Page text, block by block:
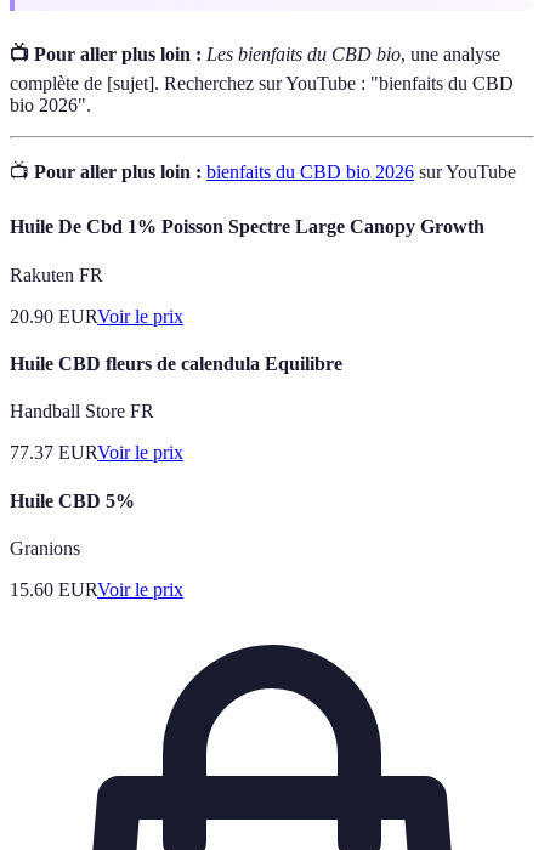
📺 Pour aller plus loin : Les bienfaits du CBD bio, une analyse
complète de [sujet]. Recherchez sur YouTube : "bienfaits du CBD
bio 2026".
📺 Pour aller plus loin : bienfaits du CBD bio 2026 sur YouTube
Huile De Cbd 1% Poisson Spectre Large Canopy Growth
Rakuten FR
20.90 EURVoir le prix
Huile CBD fleurs de calendula Equilibre
Handball Store FR
77.37 EURVoir le prix
Huile CBD 5%
Granions
15.60 EURVoir le prix